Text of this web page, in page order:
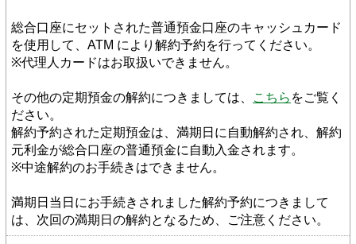
総合口座にセットされた普通預金口座のキャッシュカード
を使用して、ATM により解約予約を行ってください。
※代理人カードはお取扱いできません。
その他の定期預金の解約につきましては、 こちら をご覧く
ださい。
解約予約された定期預金は、満期日に自動解約され、解約
元利金が総合口座の普通預金に自動入金されます。
※中途解約のお手続きはできません。
満期日当日にお手続きされました解約予約につきまして
は、次回の満期日の解約となるため、ご注意ください。